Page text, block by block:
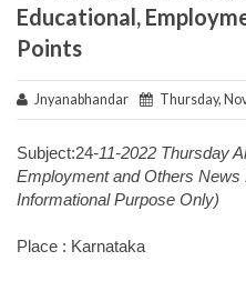
Educational,
Points
Jnyanabhandar Thursday,
Subject:24-11-2022 Thursday
Employment and Others News
Informational Purpose Only)
Place : Karnataka